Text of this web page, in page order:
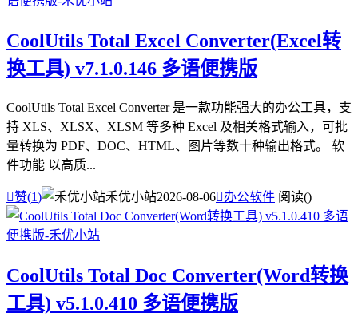
CoolUtils Total Excel Converter(Excel转
换工具) v7.1.0.146 多语便携版
CoolUtils Total Excel Converter 是一款功能强大的办公工具，支
持 XLS、XLSX、XLSM 等多种 Excel 及相关格式输入，可批
量转换为 PDF、DOC、HTML、图片等数十种输出格式。 软
件功能 以高质...
赞(1) 禾优小站2026-08-06办公软件 阅读()
CoolUtils Total Doc Converter(Word转换
工具) v5.1.0.410 多语便携版